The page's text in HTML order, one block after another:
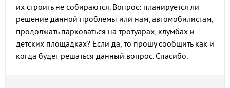
их строить не собираются. Вопрос: планируется ли
решение данной проблемы или нам, автомобилистам,
продолжать парковаться на тротуарах, клумбах и
детских площадках? Если да, то прошу сообщить как и
когда будет решаться данный вопрос. Спасибо.